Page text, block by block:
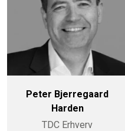
Peter Bjerregaard
Harden
TDC Erhverv